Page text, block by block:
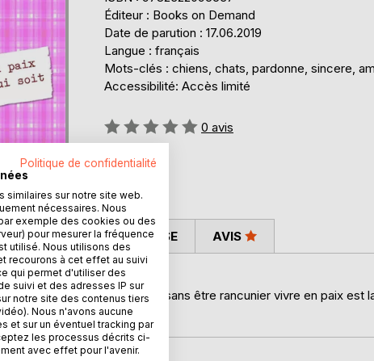
Éditeur : Books on Demand
Date de parution : 17.06.2019
Langue : français
Mots-clés : chiens, chats, pardonne, sincere,
Accessibilité: Accès limité
Évaluation:
0%
0 avis
un bon caractère.
sans tenir rigueur et sans être rancunier vivre en paix est
CRITIQUES PRESSE AVIS
Politique de confidentialité
sur notre site web.
nécessaires. Nous
exemple des cookies ou des
pour mesurer la fréquence
utilisé. Nous utilisons des
recourons à cet effet au suivi
qui permet d'utiliser des
suivi et des adresses IP sur
notre site des contenus tiers
Nous n'avons aucune
et sur un éventuel tracking par
les processus décrits ci-
avec effet pour l'avenir.